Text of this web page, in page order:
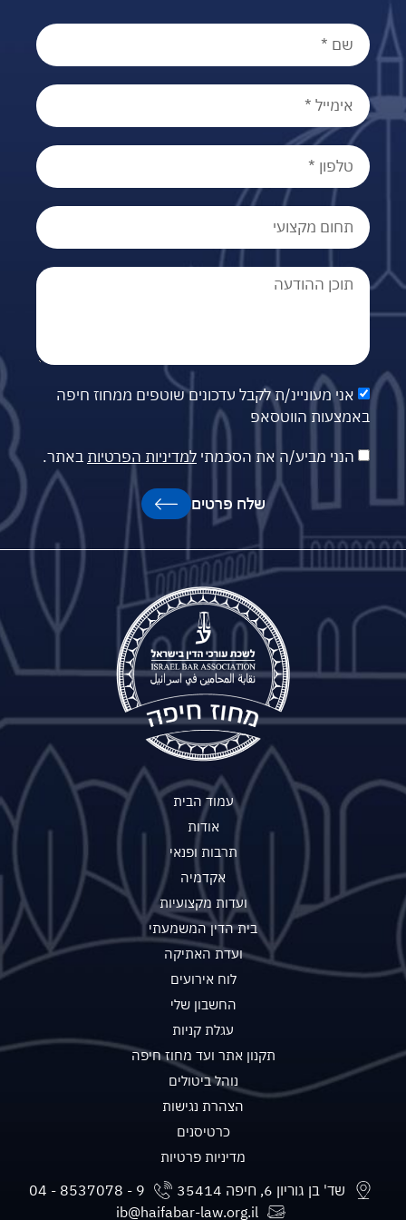
אני מעוניינ/ת לקבל עדכונים שוטפים ממחוז חיפה
באמצעות הווטסאפ
הנני מביע/ה את הסכמתי למדיניות הפרטיות באתר.
שלח פרטים
עמוד הבית
אודות
תרבות ופנאי
אקדמיה
ועדות מקצועיות
בית הדין המשמעתי
ועדת האתיקה
לוח אירועים
החשבון שלי
עגלת קניות
תקנון אתר ועד מחוז חיפה
נוהל ביטולים
הצהרת נגישות
כרטיסנים
מדיניות פרטיות
שד' בן גוריון 6, חיפה 35414
ib@haifabar-law.org.il